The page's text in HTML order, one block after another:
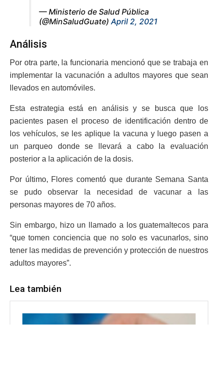
— Ministerio de Salud Pública
(@MinSaludGuate)April 2, 2021
Análisis
Por otra parte, la funcionaria mencionó que se trabaja en
implementar la vacunación a adultos mayores que sean
llevados en automóviles.
Esta estrategia está en análisis y se busca que los
pacientes pasen el proceso de identificación dentro de
los vehículos, se les aplique la vacuna y luego pasen a
un parqueo donde se llevará a cabo la evaluación
posterior a la aplicación de la dosis.
Por último, Flores comentó que durante Semana Santa
se pudo observar la necesidad de vacunar a las
personas mayores de 70 años.
Sin embargo, hizo un llamado a los guatemaltecos para
“que tomen conciencia que no solo es vacunarlos, sino
tener las medidas de prevención y protección de nuestros
adultos mayores”.
Lea también